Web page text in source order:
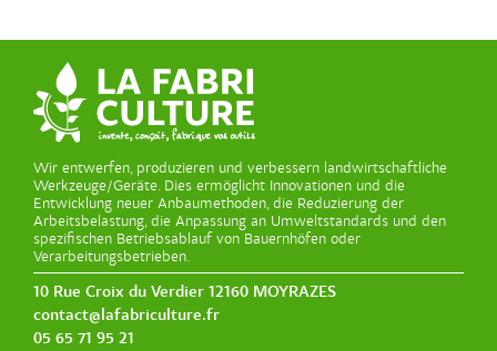
Wir entwerfen, produzieren und verbessern landwirtschaftliche
Werkzeuge/Geräte. Dies ermöglicht Innovationen und die
Entwicklung neuer Anbaumethoden, die Reduzierung der
Arbeitsbelastung, die Anpassung an Umweltstandards und den
spezifischen Betriebsablauf von Bauernhöfen oder
Verarbeitungsbetrieben.
10 Rue Croix du Verdier 12160 MOYRAZES
contact@lafabriculture.fr
05 65 71 95 21